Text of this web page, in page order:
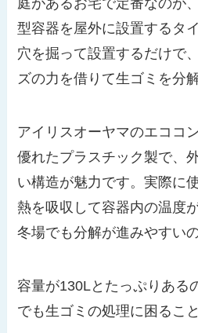
庭があるお宅で定番なのが
型容器を屋外に設置するタ
穴を掘って設置するだけで
ズの力を借りて生ゴミを分
アイリスオーヤマのエココ
優れたプラスチック製で、
い構造が魅力です。実際に
熱を吸収して容器内の温度
冬場でも分解が進みやすい
容量が130Lとたっぷりある
でも生ゴミの処理に困るこ